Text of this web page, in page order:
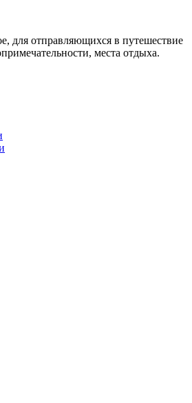
для отправляющихся в путешествие
места отдыха.